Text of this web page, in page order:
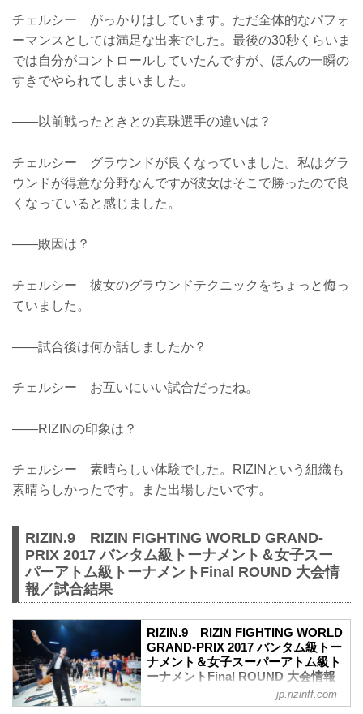
チェルシー がっかりはしています。ただ全体的なパフォ
ーマンスとしては満足な出来でした。最後の30秒くらいま
では自分がコントロールしていたんですが、ほんの一瞬の
すきでやられてしまいました。
——以前戦ったときとの真珠選手の違いは？
チェルシー グラウンドが良くなっていました。私はグラ
ウンドが得意な分野なんですが彼女はそこで勝ったので良
くなっていると感じました。
——敗因は？
チェルシー 彼女のグラウンドテクニックをちょっと侮っ
ていました。
——試合後は何か話しましたか？
チェルシー お互いにいい試合だったね。
——RIZINの印象は？
チェルシー 素晴らしい体験でした。RIZINという組織も
素晴らしかったです。また出場したいです。
RIZIN.9 RIZIN FIGHTING WORLD GRAND-
PRIX 2017 バンタム級トーナメント＆女子スー
パーアトム級トーナメントFinal ROUND 大会情
報／試合結果
RIZIN.9 RIZIN FIGHTING WORLD
GRAND-PRIX 2017 バンタム級トー
ナメント＆女子スーパーアトム級ト
ーナメントFinal ROUND 大会情報
／試合結果 - RIZIN FIGHTING
FEDERATION オフィシャルサイト
jp.rizinff.com